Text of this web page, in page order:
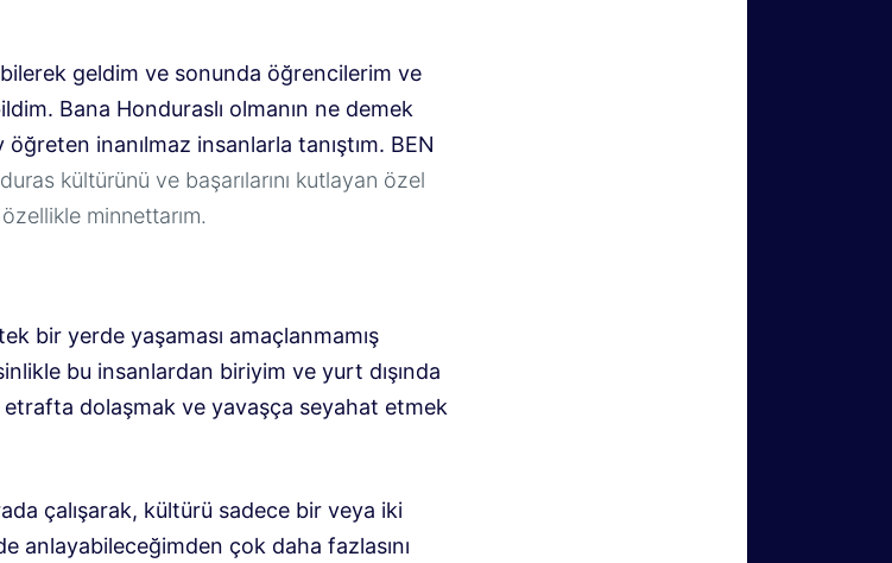
geldim ve sonunda öğrencilerim ve
Bana Honduraslı olmanın ne demek
inanılmaz insanlarla tanıştım. BEN
kültürünü ve başarılarını kutlayan özel
minnettarım.
bir yerde yaşaması amaçlanmamış
bu insanlardan biriyim ve yurt dışında
dolaşmak ve yavaşça seyahat etmek
çalışarak, kültürü sadece bir veya iki
anlayabileceğimden çok daha fazlasını